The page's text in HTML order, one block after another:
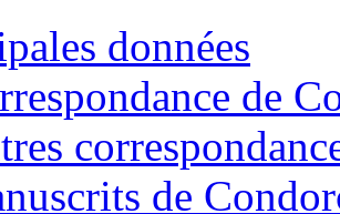
données
de
de